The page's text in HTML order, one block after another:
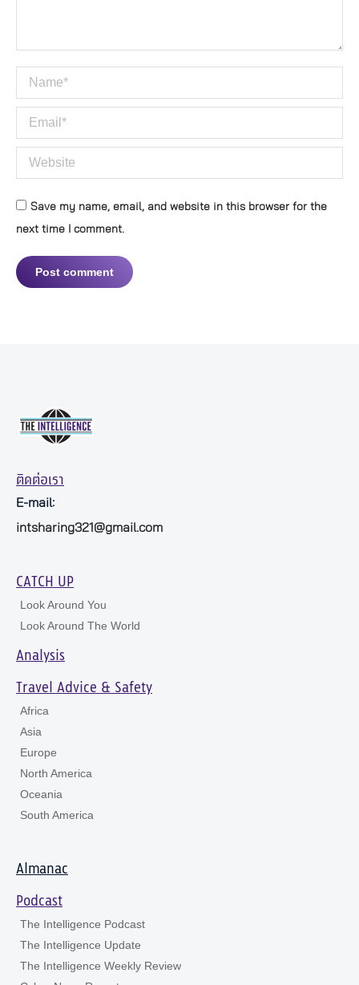
Name *
Email *
Website
Save my name, email, and website in this browser for the
next time I comment.
Post comment
ติดต่อเรา
E-mail:
intsharing321@gmail.com
CATCH UP
Look Around You
Look Around The World
Analysis
Travel Advice & Safety
Africa
Asia
Europe
North America
Oceania
South America
Almanac
Podcast
The Intelligence Podcast
The Intelligence Update
The Intelligence Weekly Review